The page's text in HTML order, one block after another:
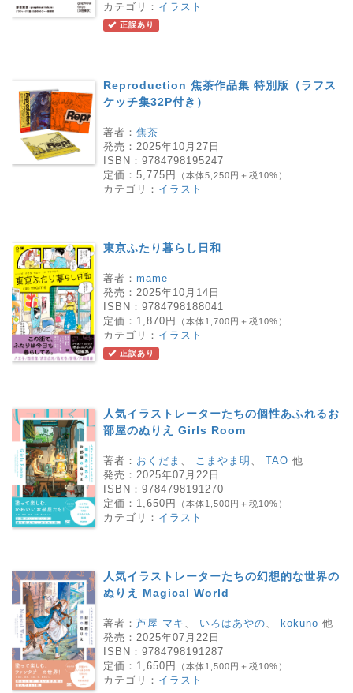
カテゴリ： イラスト
正誤あり
Reproduction 焦茶作品集 特別版（ラフス
ケッチ集32P付き）
著者： 焦茶
発売： 2025年10月27日
ISBN： 9784798195247
定価： 5,775円 （本体5,250円＋税10%）
カテゴリ： イラスト
東京ふたり暮らし日和
著者： mame
発売： 2025年10月14日
ISBN： 9784798188041
定価： 1,870円 （本体1,700円＋税10%）
カテゴリ： イラスト
正誤あり
人気イラストレーターたちの個性あふれるお
部屋のぬりえ Girls Room
著者： おくだま 、 こまやま明 、 TAO 他
発売： 2025年07月22日
ISBN： 9784798191270
定価： 1,650円 （本体1,500円＋税10%）
カテゴリ： イラスト
人気イラストレーターたちの幻想的な世界の
ぬりえ Magical World
著者： 芦屋 マキ 、 いろはあやの、 kokuno 他
発売： 2025年07月22日
ISBN： 9784798191287
定価： 1,650円 （本体1,500円＋税10%）
カテゴリ： イラスト